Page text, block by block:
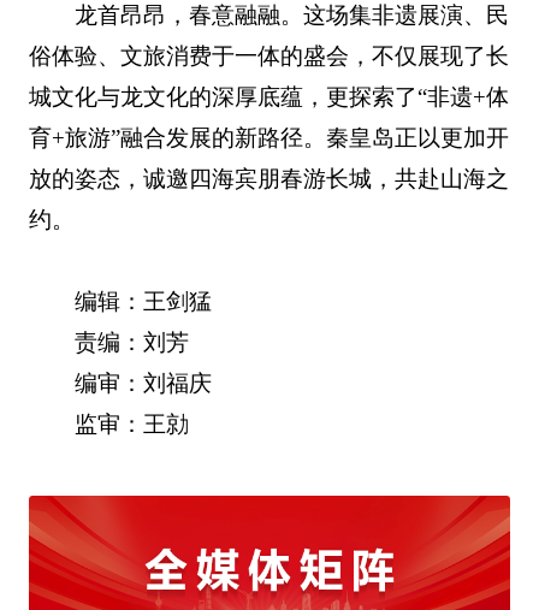
龙首昂昂，春意融融。这场集非遗展演、民
俗体验、文旅消费于一体的盛会，不仅展现了长
城文化与龙文化的深厚底蕴，更探索了“非遗+体
育+旅游”融合发展的新路径。秦皇岛正以更加开
放的姿态，诚邀四海宾朋春游长城，共赴山海之
约。
编辑：王剑猛
责编：刘芳
编审：刘福庆
监审：王勍